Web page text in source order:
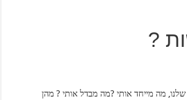
?
מה מייחד אותי ?מה מבדל אותי ? מהן